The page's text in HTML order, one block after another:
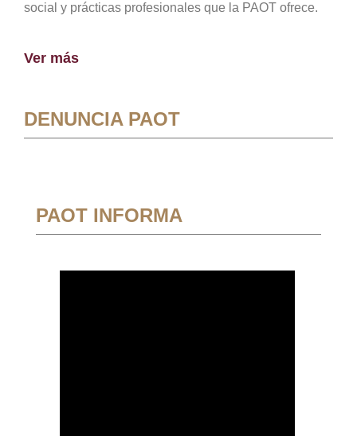
social y prácticas profesionales que la PAOT ofrece.
Ver más
DENUNCIA PAOT
PAOT INFORMA